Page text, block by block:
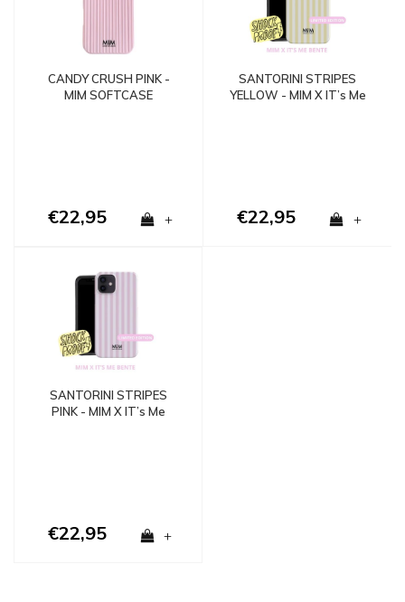
CANDY CRUSH PINK -
MIM SOFTCASE
€22,95 +
SANTORINI STRIPES
YELLOW - MIM X IT’s Me
€22,95 +
SANTORINI STRIPES
PINK - MIM X IT’s Me
€22,95 +